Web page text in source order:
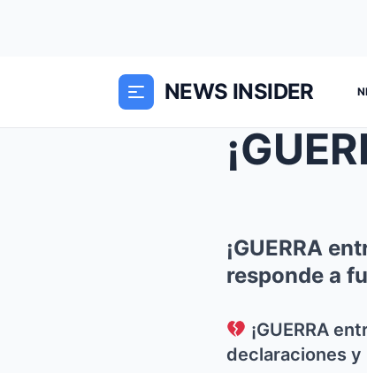
NEWS INSIDER
¡GUERRA
responde a
¡GUERRA
declaraciones